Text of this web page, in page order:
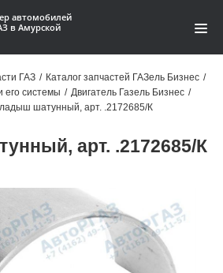
автомобилей
в Амурской
ГАЗ / Каталог запчастей ГАЗель Бизнес /
его системы / Двигатель Газель Бизнес /
шатунный, арт. .2172685/К
арт. .2172685/К